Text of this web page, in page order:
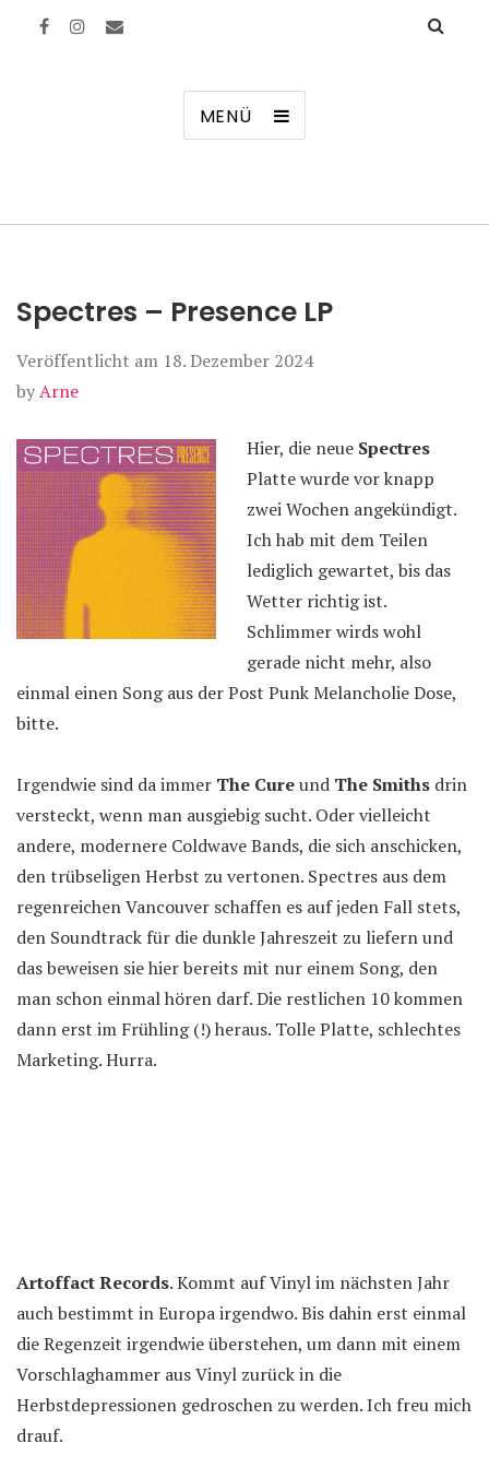
MENÜ
Spectres – Presence LP
Veröffentlicht am 18. Dezember 2024
byArne
Hier, die neue Spectres
Platte wurde vor knapp
zwei Wochen angekündigt.
Ich hab mit dem Teilen
lediglich gewartet, bis das
Wetter richtig ist.
Schlimmer wirds wohl
gerade nicht mehr, also
einmal einen Song aus der Post Punk Melancholie Dose,
bitte.
Irgendwie sind da immer The Cureund The Smiths drin
versteckt, wenn man ausgiebig sucht. Oder vielleicht
andere, modernere Coldwave Bands, die sich anschicken,
den trübseligen Herbst zu vertonen. Spectres aus dem
regenreichen Vancouver schaffen es auf jeden Fall stets,
den Soundtrack für die dunkle Jahreszeit zu liefern und
das beweisen sie hier bereits mit nur einem Song, den
man schon einmal hören darf. Die restlichen 10 kommen
dann erst im Frühling (!) heraus. Tolle Platte, schlechtes
Marketing. Hurra.
Artoffact Records. Kommt auf Vinyl im nächsten Jahr
auch bestimmt in Europa irgendwo. Bis dahin erst einmal
die Regenzeit irgendwie überstehen, um dann mit einem
Vorschlaghammer aus Vinyl zurück in die
Herbstdepressionen gedroschen zu werden. Ich freu mich
drauf.